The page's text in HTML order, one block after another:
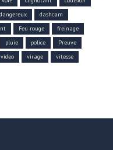
dangereux
dashcam
Feu rouge
freinage
pluie police
Preuve
video virage
vitesse